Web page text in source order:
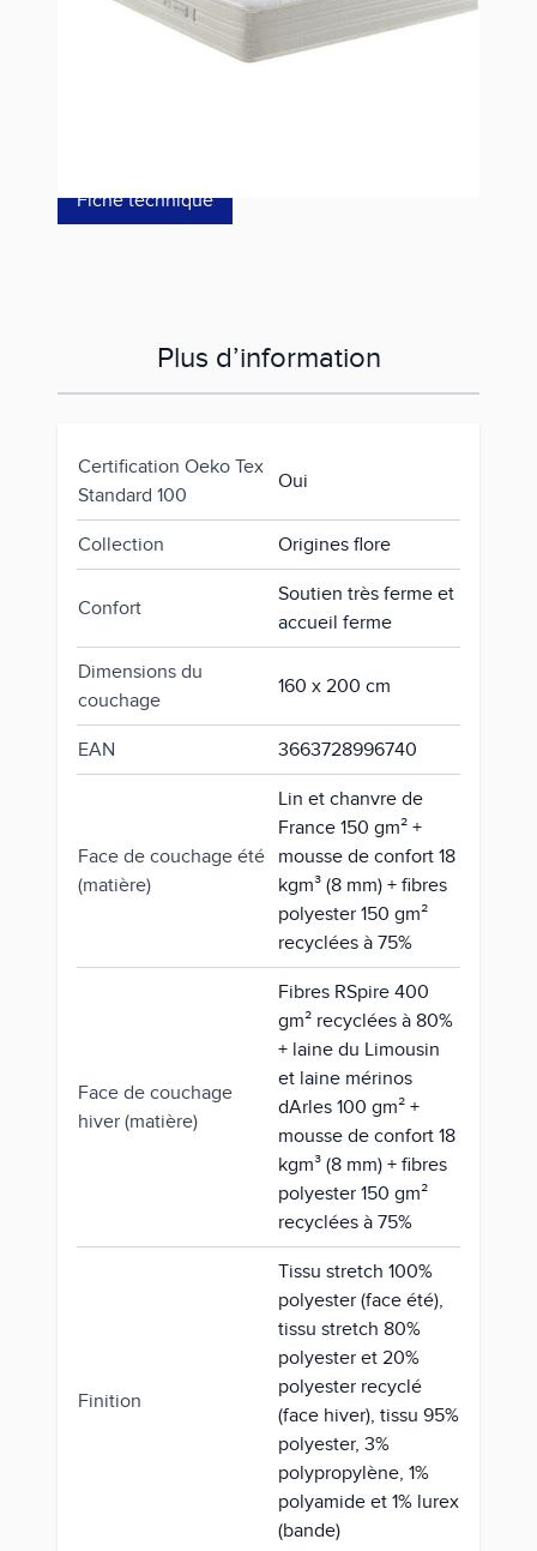
1 677,00 €
Fiche technique
Plus d’information
Certification Oeko Tex
Standard 100
Oui
Collection Origines flore
Confort
Soutien très ferme et
accueil ferme
Dimensions du
couchage
160 x 200 cm
EAN 3663728996740
Face de couchage été
(matière)
Lin et chanvre de
France 150 gm² +
mousse de confort 18
kgm³ (8 mm) + fibres
polyester 150 gm²
recyclées à 75%
Face de couchage
hiver (matière)
Fibres RSpire 400
gm² recyclées à 80%
+ laine du Limousin
et laine mérinos
dArles 100 gm² +
mousse de confort 18
kgm³ (8 mm) + fibres
polyester 150 gm²
recyclées à 75%
Finition
Tissu stretch 100%
polyester (face été),
tissu stretch 80%
polyester et 20%
polyester recyclé
(face hiver), tissu 95%
polyester, 3%
polypropylène, 1%
polyamide et 1% lurex
(bande)